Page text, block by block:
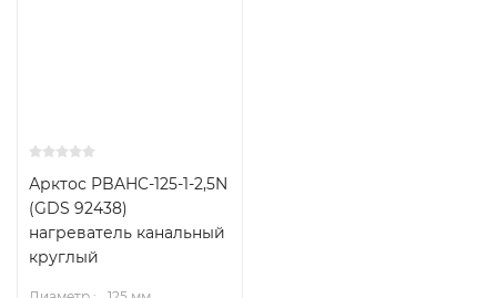
Арктос PBAHC-125-1-2,5N
(GDS 92438)
нагреватель канальный
круглый